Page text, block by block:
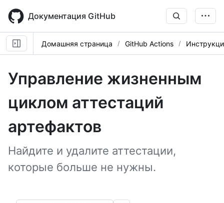
main
content
Документация GitHub
Домашняя страница GitHub Actions
Управление жизненным
циклом аттестаций
артефактов
Найдите и удалите аттестации,
которые больше не нужны.